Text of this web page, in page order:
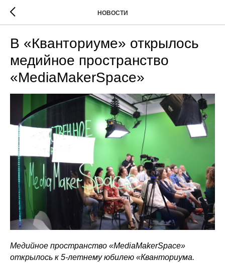
НОВОСТИ
В «Кванториуме» открылось
медийное пространство
«MediaMakerSpace»
Медийное пространство «MediaMakerSpace»
открылось к 5-летнему юбилею «Кванториума.